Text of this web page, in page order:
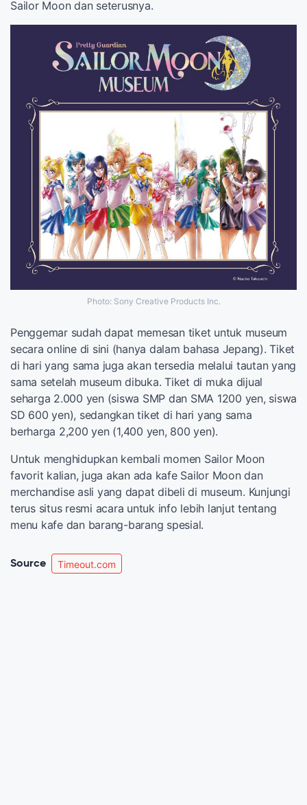
Sailor Moon dan seterusnya.
Photo: Sony Creative Products Inc.
Penggemar sudah dapat memesan tiket untuk museum
secara online di sini (hanya dalam bahasa Jepang). Tiket
di hari yang sama juga akan tersedia melalui tautan yang
sama setelah museum dibuka. Tiket di muka dijual
seharga 2.000 yen (siswa SMP dan SMA 1200 yen, siswa
SD 600 yen), sedangkan tiket di hari yang sama
berharga 2,200 yen (1,400 yen, 800 yen).
Untuk menghidupkan kembali momen Sailor Moon
favorit kalian, juga akan ada kafe Sailor Moon dan
merchandise asli yang dapat dibeli di museum. Kunjungi
terus situs resmi acara untuk info lebih lanjut tentang
menu kafe dan barang-barang spesial.
Source Timeout.com